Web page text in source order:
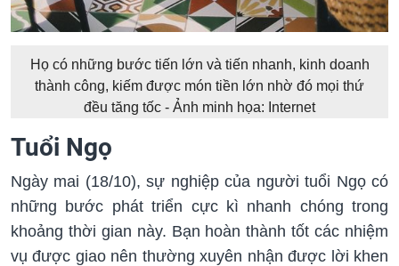
Họ có những bước tiến lớn và tiến nhanh, kinh doanh
thành công, kiếm được món tiền lớn nhờ đó mọi thứ
đều tăng tốc - Ảnh minh họa: Internet
Tuổi Ngọ
Ngày mai (18/10), sự nghiệp của người tuổi Ngọ có
những bước phát triển cực kì nhanh chóng trong
khoảng thời gian này. Bạn hoàn thành tốt các nhiệm
vụ được giao nên thường xuyên nhận được lời khen